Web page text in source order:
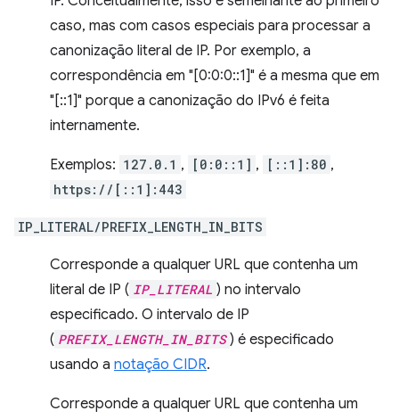
caso, mas com casos especiais para processar a
canonização literal de IP. Por exemplo, a
correspondência em "[0:0:0::1]" é a mesma que em
"[::1]" porque a canonização do IPv6 é feita
internamente.
Exemplos: 127.0.1 , [0:0::1] , [::1]:80 ,
https://[::1]:443
IP_LITERAL/PREFIX_LENGTH_IN_BITS
Corresponde a qualquer URL que contenha um
literal de IP ( IP_LITERAL ) no intervalo
especificado. O intervalo de IP
( PREFIX_LENGTH_IN_BITS ) é especificado
usando a notação CIDR.
Corresponde a qualquer URL que contenha um